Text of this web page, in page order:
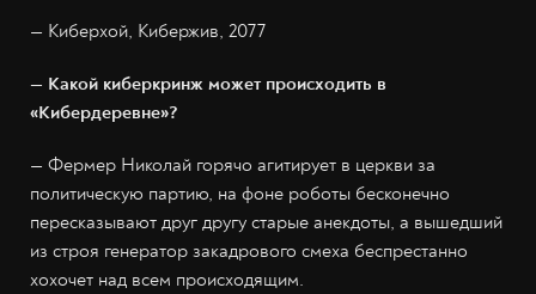
— Киберхой, Кибержив, 2077
— Какой киберкринж может происходить в
«Кибердеревне»?
— Фермер Николай горячо агитирует в церкви за
политическую партию, на фоне роботы бесконечно
пересказывают друг другу старые анекдоты, а вышедший
из строя генератор закадрового смеха беспрестанно
хохочет над всем происходящим.